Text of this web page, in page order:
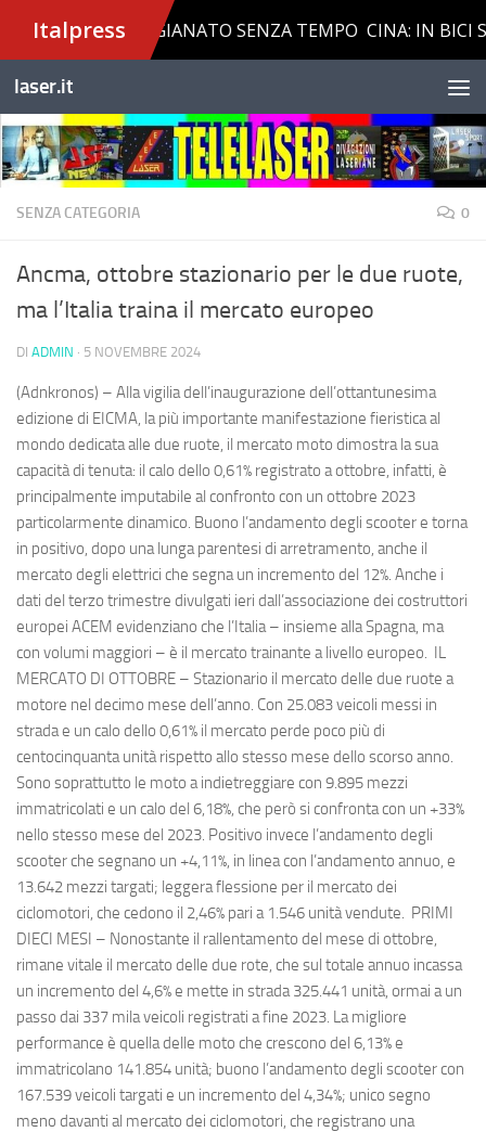
Salta al contenuto
laser.it
SENZA CATEGORIA 0
Ancma, ottobre stazionario per le due ruote,
ma l’Italia traina il mercato europeo
DI ADMIN · 5 NOVEMBRE 2024
(Adnkronos) – Alla vigilia dell’inaugurazione dell’ottantunesima
edizione di EICMA, la più importante manifestazione fieristica al
mondo dedicata alle due ruote, il mercato moto dimostra la sua
capacità di tenuta: il calo dello 0,61% registrato a ottobre, infatti, è
principalmente imputabile al confronto con un ottobre 2023
particolarmente dinamico. Buono l’andamento degli scooter e torna
in positivo, dopo una lunga parentesi di arretramento, anche il
mercato degli elettrici che segna un incremento del 12%. Anche i
dati del terzo trimestre divulgati ieri dall’associazione dei costruttori
europei ACEM evidenziano che l’Italia – insieme alla Spagna, ma
con volumi maggiori – è il mercato trainante a livello europeo. IL
MERCATO DI OTTOBRE – Stazionario il mercato delle due ruote a
motore nel decimo mese dell’anno. Con 25.083 veicoli messi in
strada e un calo dello 0,61% il mercato perde poco più di
centocinquanta unità rispetto allo stesso mese dello scorso anno.
Sono soprattutto le moto a indietreggiare con 9.895 mezzi
immatricolati e un calo del 6,18%, che però si confronta con un +33%
nello stesso mese del 2023. Positivo invece l’andamento degli
scooter che segnano un +4,11%, in linea con l’andamento annuo, e
13.642 mezzi targati; leggera flessione per il mercato dei
ciclomotori, che cedono il 2,46% pari a 1.546 unità vendute. PRIMI
DIECI MESI – Nonostante il rallentamento del mese di ottobre,
rimane vitale il mercato delle due rote, che sul totale annuo incassa
un incremento del 4,6% e mette in strada 325.441 unità, ormai a un
passo dai 337 mila veicoli registrati a fine 2023. La migliore
performance è quella delle moto che crescono del 6,13% e
immatricolano 141.854 unità; buono l’andamento degli scooter con
167.539 veicoli targati e un incremento del 4,34%; unico segno
meno davanti al mercato dei ciclomotori, che registrano una